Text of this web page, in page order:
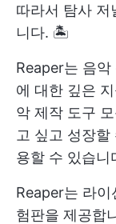
따라서 탐사 저
니다. 🏝️
Reaper는 음악
에 대한 깊은
악 제작 도구
고 싶고 성장
용할 수 있습니
Reaper는 라
험판을 제공합